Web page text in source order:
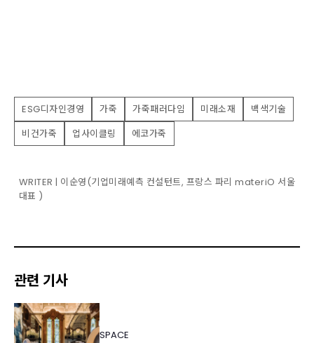
ESG디자인경영 가죽 가죽패러다임 미래소재
백색기술
비건가죽
업사이클링 에코가죽
WRITER | 이순영(기업미래예측 컨설턴트, 프랑스 파리 materiO 서울
대표 )
관련 기사
SPACE